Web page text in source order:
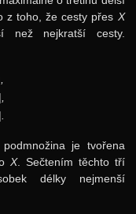
z toho, že cesty přes X
než nejkratší cesty.
|
|
je tvořena
X. Sečtením těchto tří
délky nejmenší